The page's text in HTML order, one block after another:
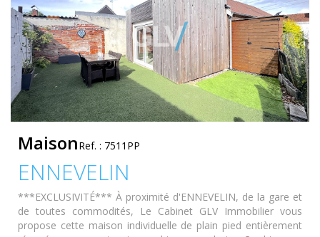
MaisonRef. : 7511PP
ENNEVELIN
***EXCLUSIVITÉ*** À proximité d'ENNEVELIN, de la gare et
de toutes commodités, Le Cabinet GLV Immobilier vous
propose cette maison individuelle de plain pied entièrement